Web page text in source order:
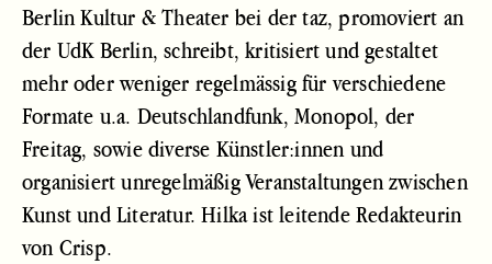
Berlin Kultur & Theater bei der taz, promoviert an
der UdK Berlin, schreibt, kritisiert und gestaltet
mehr oder weniger regelmässig für verschiedene
Formate u.a. Deutschlandfunk, Monopol, der
Freitag, sowie diverse Künstler:innen und
organisiert unregelmäßig Veranstaltungen zwischen
Kunst und Literatur. Hilka ist leitende Redakteurin
von Crisp.